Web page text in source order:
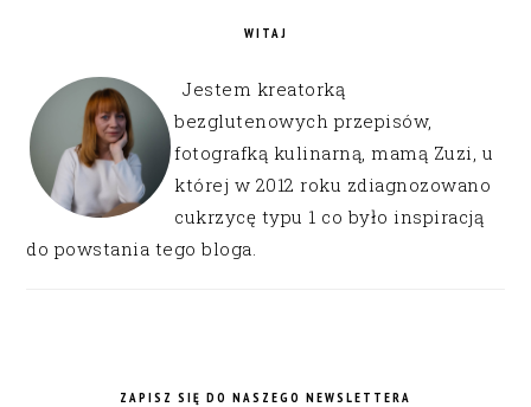
WITAJ
Jestem kreatorką
bezglutenowych przepisów,
fotografką kulinarną, mamą Zuzi, u
której w 2012 roku zdiagnozowano
cukrzycę typu 1 co było inspiracją
do powstania tego bloga.
ZAPISZ SIĘ DO NASZEGO NEWSLETTERA